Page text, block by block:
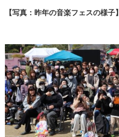
【写真：昨年の音楽フェスの様子】